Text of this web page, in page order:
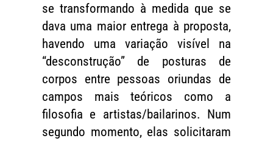
se transformando à medida que se
dava uma maior entrega à proposta,
havendo uma variação visível na
“desconstrução” de posturas de
corpos entre pessoas oriundas de
campos mais teóricos como a
filosofia e artistas/bailarinos. Num
segundo momento, elas solicitaram